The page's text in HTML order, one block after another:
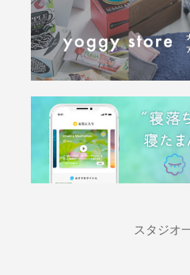
スタジオ